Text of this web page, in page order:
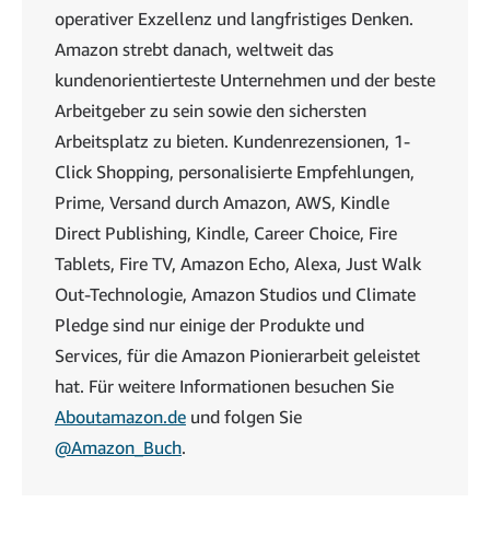
operativer Exzellenz und langfristiges Denken.
Amazon strebt danach, weltweit das
kundenorientierteste Unternehmen und der beste
Arbeitgeber zu sein sowie den sichersten
Arbeitsplatz zu bieten. Kundenrezensionen, 1-
Click Shopping, personalisierte Empfehlungen,
Prime, Versand durch Amazon, AWS, Kindle
Direct Publishing, Kindle, Career Choice, Fire
Tablets, Fire TV, Amazon Echo, Alexa, Just Walk
Out-Technologie, Amazon Studios und Climate
Pledge sind nur einige der Produkte und
Services, für die Amazon Pionierarbeit geleistet
hat. Für weitere Informationen besuchen Sie
Aboutamazon.de und folgen Sie
@Amazon_Buch.